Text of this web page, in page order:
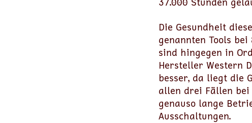
Die Gesundheit
genannten Tools
sind hingegen in
Hersteller Western
besser, da liegt die
allen drei Fällen bei
genauso lange
Ausschaltungen.